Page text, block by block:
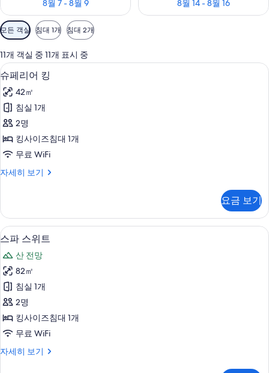
8월 7 - 8월 9
8월 14 - 8월 16
객
실
에
사
용
가
능
한
터
모든 객실 침대 1개 침대 2개
11개 객실 중 11개 표시 중
슈
페
리
어
킹
사
모
보
기
7
슈페리어 킹
42㎡
침실 1개
2명
킹사이즈침대 1개
무료 WiFi
자세히 보기
슈
킹
자
세
보
기
요금 보기
스
파
스
위
트
사
진
두
10
스파 스위트
산 전망
82㎡
침실 1개
2명
킹사이즈침대 1개
무료 WiFi
자세히 보기
스